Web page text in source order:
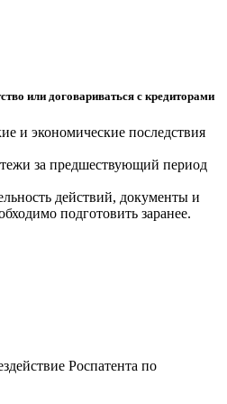
или договариваться с кредиторами
и экономические последствия
за предшествующий период
действий, документы и
подготовить заранее.
Роспатента по